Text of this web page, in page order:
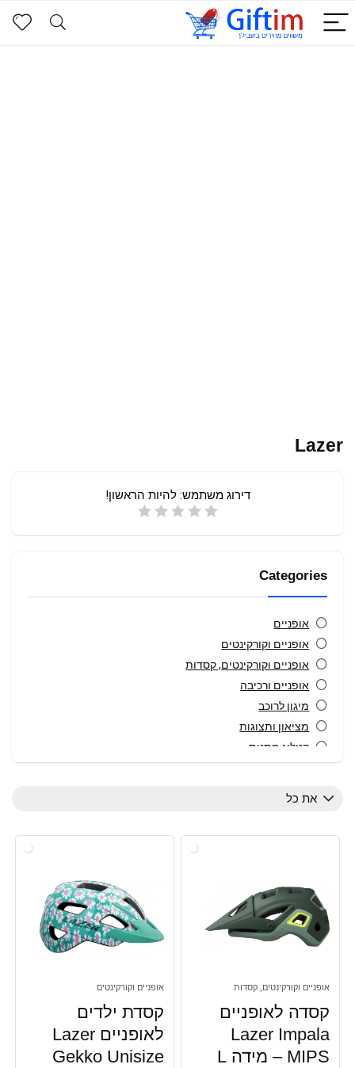
Lazer
דירוג משתמש:להיות הראשון!
Categories
אופניים
אופניים וקורקינטים
אופניים וקורקינטים, קסדות
אופניים ורכיבה
מיגון לרוכב
מציאון ותצוגות
קטלוג מתנות
את כל
אופניים וקורקינטים, קסדות
קסדה לאופניים
Lazer Impala
MIPS – מידה L
אופניים וקורקינטים
קסדת ילדים
לאופניים Lazer
Gekko Unisize